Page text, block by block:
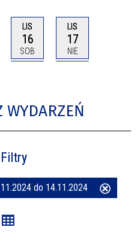
LIS
16
SOB
LIS
17
NIE
WYDARZEŃ
Filtry
do 14.11.2024